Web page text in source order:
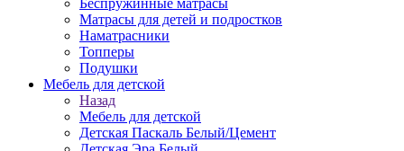
Беспружинные матрасы
Матрасы для детей и подростков
Наматрасники
Топперы
Подушки
Мебель для детской
Назад
Мебель для детской
Детская Паскаль Белый/Цемент